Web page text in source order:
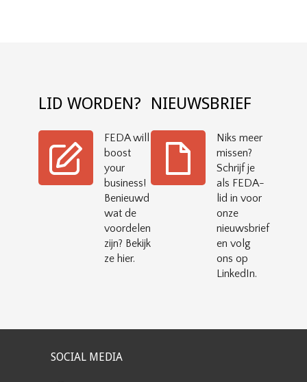
LID WORDEN?
FEDA will
boost
your
business!
Benieuwd
wat de
voordelen
zijn? Bekijk
ze hier.
NIEUWSBRIEF
Niks meer
missen?
Schrijf je
als FEDA-
lid in voor
onze
nieuwsbrief
en volg
ons op
LinkedIn.
SOCIAL MEDIA